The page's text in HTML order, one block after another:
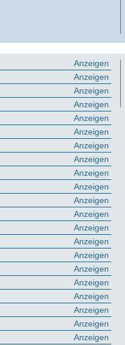
Anzeigen
Anzeigen
Anzeigen
Anzeigen
Anzeigen
Anzeigen
Anzeigen
Anzeigen
Anzeigen
Anzeigen
Anzeigen
Anzeigen
Anzeigen
Anzeigen
Anzeigen
Anzeigen
Anzeigen
Anzeigen
Anzeigen
Anzeigen
Anzeigen